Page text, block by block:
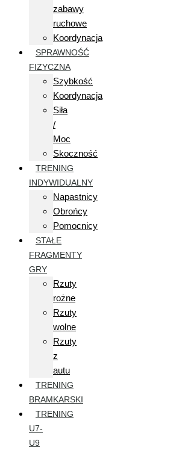
zabawy
ruchowe
Koordynacja
SPRAWNOŚĆ
FIZYCZNA
Szybkość
Koordynacja
Siła
/
Moc
Skoczność
TRENING
INDYWIDUALNY
Napastnicy
Obrońcy
Pomocnicy
STAŁE
FRAGMENTY
GRY
Rzuty
rożne
Rzuty
wolne
Rzuty
z
autu
TRENING
BRAMKARSKI
TRENING
U7-
U9